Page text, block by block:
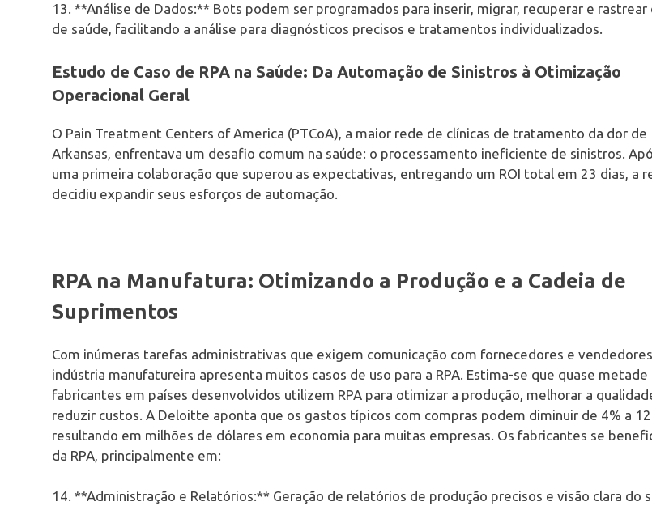
13. **Análise de Dados:** Bots podem ser programados para inserir, migrar, recuperar e rastrear
de saúde, facilitando a análise para diagnósticos precisos e tratamentos individualizados.
Estudo de Caso de RPA na Saúde: Da Automação de Sinistros à Otimização
Operacional Geral
O Pain Treatment Centers of America (PTCoA), a maior rede de clínicas de tratamento da dor de
Arkansas, enfrentava um desafio comum na saúde: o processamento ineficiente de sinistros.
uma primeira colaboração que superou as expectativas, entregando um ROI total em 23 dias, a
decidiu expandir seus esforços de automação.
RPA na Manufatura: Otimizando a Produção e a Cadeia de
Suprimentos
Com inúmeras tarefas administrativas que exigem comunicação com fornecedores e
indústria manufatureira apresenta muitos casos de uso para a RPA. Estima-se que quase metade
fabricantes em países desenvolvidos utilizem RPA para otimizar a produção, melhorar a
reduzir custos. A Deloitte aponta que os gastos típicos com compras podem diminuir de 4% a
resultando em milhões de dólares em economia para muitas empresas. Os fabricantes se
da RPA, principalmente em:
14. **Administração e Relatórios:** Geração de relatórios de produção precisos e visão clara do